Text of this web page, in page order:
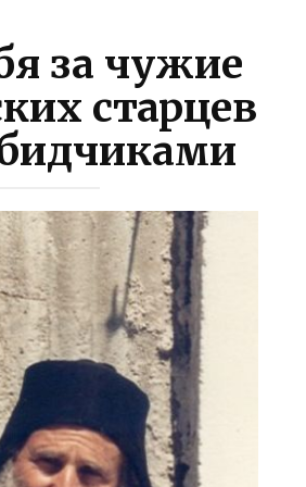
за чужие
старцев